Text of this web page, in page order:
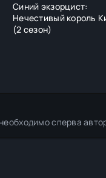
Синий экзорцист:
Нечестивый король
(2 сезон)
сперва